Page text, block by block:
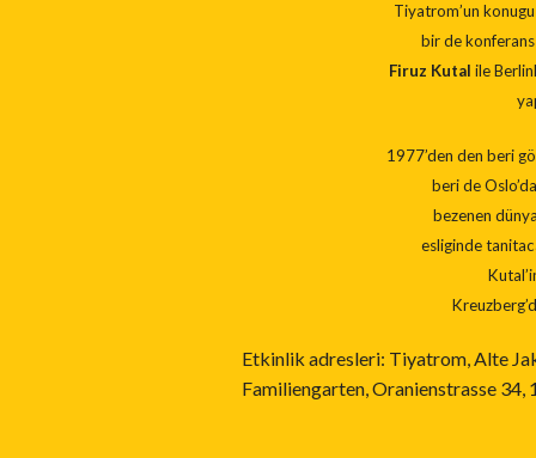
Tiyatrom’un
bir de
Firuz Kutal ile
1977’den den beri
beri de
bezenen
esliginde
Etkinlik adresleri: Tiyatrom, Alte
Familiengarten, Oranienstrasse 34,